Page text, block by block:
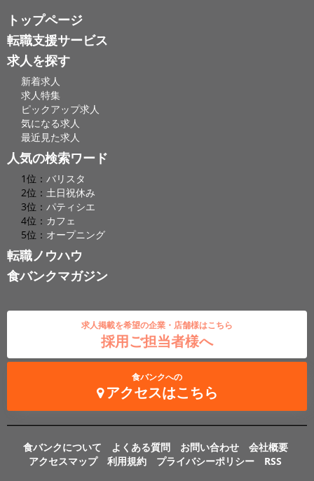
トップページ
転職支援サービス
求人を探す
新着求人
求人特集
ピックアップ求人
気になる求人
最近見た求人
人気の検索ワード
1位： バリスタ
2位： 土日祝休み
3位： パティシエ
4位： カフェ
5位： オープニング
転職ノウハウ
食バンクマガジン
求人掲載を希望の企業・店舗様はこちら
採用ご担当者様へ
食バンクへの
アクセスはこちら
食バンクについて よくある質問 お問い合わせ
会社概要
アクセスマップ
利用規約 プライバシーポリシー RSS